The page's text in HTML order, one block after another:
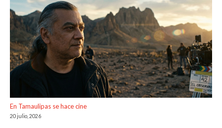
En Tamaulipas se hace cine
20 julio, 2026